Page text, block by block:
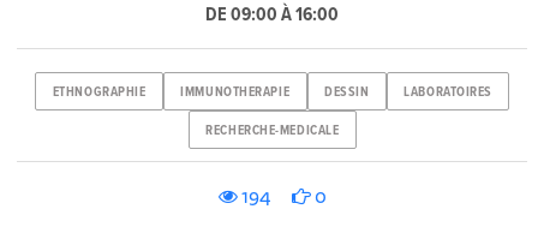
DE 09:00 À 16:00
ETHNOGRAPHIE IMMUNOTHERAPIE DESSIN LABORATOIRES
RECHERCHE-MEDICALE
194 0